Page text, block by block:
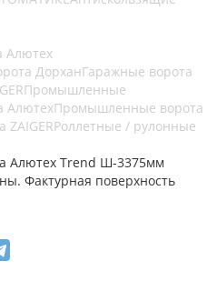
Алютех
ДорханГаражные ворота
Промышленные
АлютехПромышленные ворота
Роллетные / рулонные
Алютех Trend Ш-3375мм
Фактурная поверхность